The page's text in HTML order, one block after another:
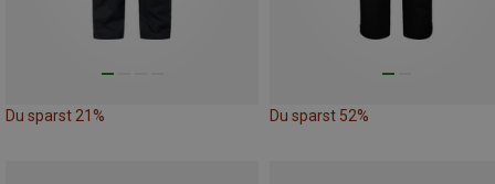
Du sparst 21% Du sparst 52%